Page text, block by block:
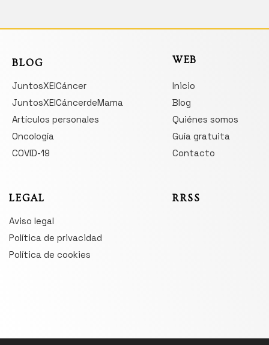
BLOG
JuntosXElCáncer
JuntosXElCáncerdeMama
Artículos personales
Oncología
COVID-19
WEB
Inicio
Blog
Quiénes somos
Guía gratuita
Contacto
LEGAL
Aviso legal
Política de privacidad
Política de cookies
RRSS